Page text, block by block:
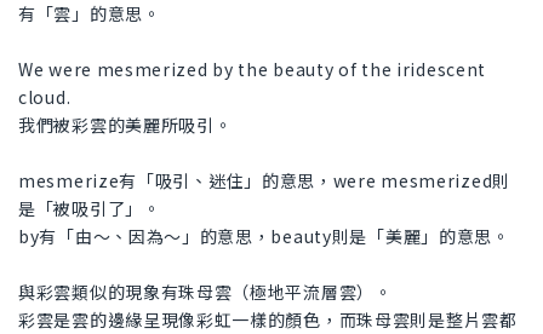
有「雲」的意思。
We were mesmerized by the beauty of the iridescent
cloud.
我們被彩雲的美麗所吸引。
mesmerize有「吸引、迷住」的意思，were mesmerized則
是「被吸引了」。
by有「由～、因為～」的意思，beauty則是「美麗」的意思。
與彩雲類似的現象有珠母雲（極地平流層雲）。
彩雲是雲的邊緣呈現像彩虹一樣的顏色，而珠母雲則是整片雲都